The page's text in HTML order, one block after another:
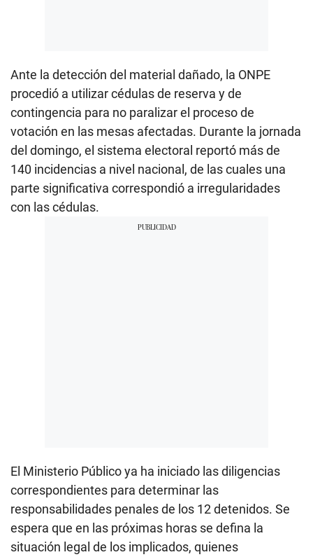
Ante la detección del material dañado, la ONPE
procedió a utilizar cédulas de reserva y de
contingencia para no paralizar el proceso de
votación en las mesas afectadas. Durante la jornada
del domingo, el sistema electoral reportó más de
140 incidencias a nivel nacional, de las cuales una
parte significativa correspondió a irregularidades
con las cédulas.
El Ministerio Público ya ha iniciado las diligencias
correspondientes para determinar las
responsabilidades penales de los 12 detenidos. Se
espera que en las próximas horas se defina la
situación legal de los implicados, quienes